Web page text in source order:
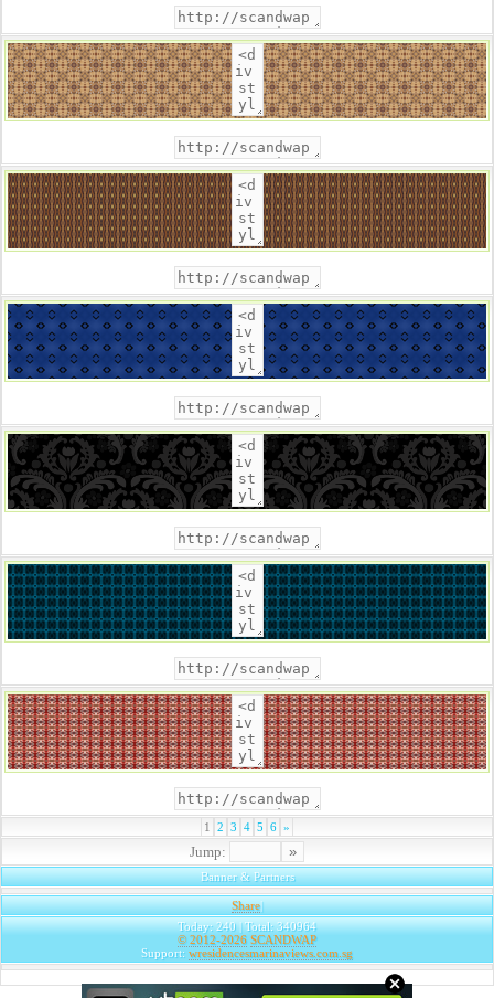
1 2 3 4 5 6 »
Jump:
Banner & Partners
Share|
Today: 240 | Total: 340964
© 2012-2026 SCANDWAP
Support: wresidencesmarinaviews.com.sg